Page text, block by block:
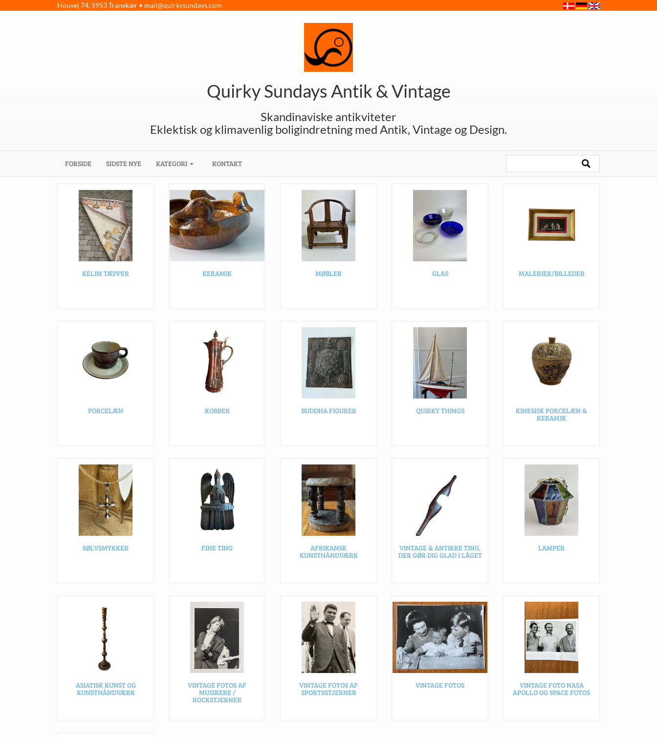
Houvej 74, 5953 Tranekær • mail@quirkysundays.com
Quirky Sundays Antik & Vintage
Skandinaviske antikviteter
Eklektisk og klimavenlig boligindretning med Antik, Vintage og Design.
FORSIDE (CURRENT)
SIDSTE NYE KATEGORI KONTAKT
KELIM TÆPPER KERAMIK MØBLER GLAS MALERIER/BILLEDER
PORCELÆN KOBBER BUDDHA FIGURER QUIRKY THINGS KINESISK PORCELÆN &
KERAMIK
SØLVSMYKKER FINE TING AFRIKANSK
KUNSTHÅNDVÆRK
VINTAGE & ANTIKKE TING,
DER GØR DIG GLAD I LÅGET
LAMPER
ASIATISK KUNST OG
KUNSTHÅNDVÆRK
VINTAGE FOTOS AF
MUSIKERE /
ROCKSTJERNER
VINTAGE FOTOS AF
SPORTSSTJERNER
VINTAGE FOTOS VINTAGE FOTO NASA
APOLLO OG SPACE FOTOS